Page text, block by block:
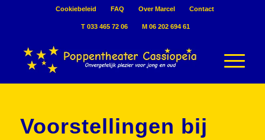
Cookiebeleid FAQ Over Marcel Contact
T 033 465 72 06 M 06 202 694 61
Voorstellingen bij